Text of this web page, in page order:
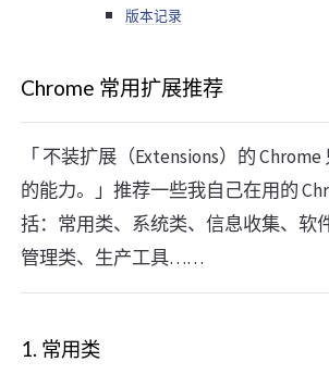
版本记录
Chrome 常用扩展推荐
「 不装扩展（Extensions）的
的能力。」推荐一些我自己在用的
括：常用类、系统类、信息收集、软
管理类、生产工具……
1. 常用类